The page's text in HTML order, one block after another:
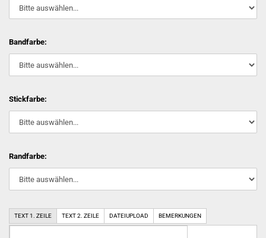
Bandfarbe:
Stickfarbe:
Randfarbe:
TEXT 1. ZEILE TEXT 2. ZEILE DATEIUPLOAD BEMERKUNGEN